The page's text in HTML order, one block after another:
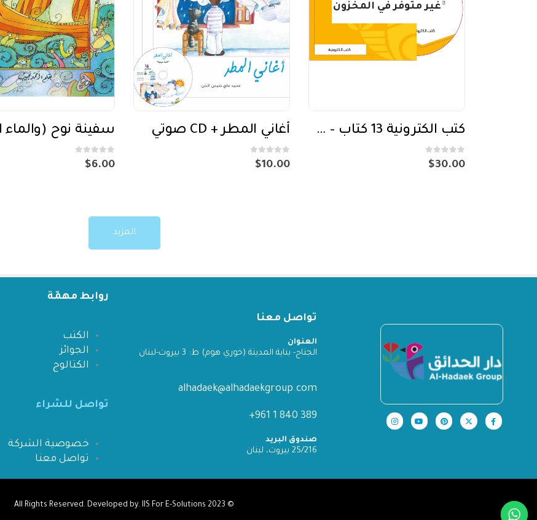
غير متوفر في المخزون
كتب الكترونية 13 كتاب – DVD الصف الثالث
0
out of 5
$30.00
أغاني المطر + CD صوتي
0
out of 5
$10.00
0
out of 5
$6.00
المزيد
تواصل معنا
العنوان
الجناح- بناية المدينة (خوري هوم) ط: 3 بيروت-لبنان
alhadaek@alhadaekgroup.com
389 840 1 961+
صندوق البريد
25/216 بيروت، لبنان
روابط مهمّة
الكتب
الجوائز
الكتالوج
تواصل للشراء
خصوصية الشركة
تواصل معنا
© 2023
IIS For E-Solutions